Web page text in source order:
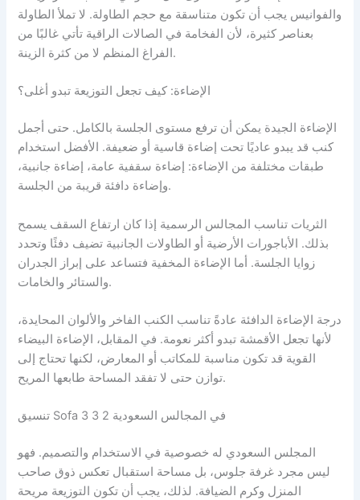
والفوانيس يجب أن تكون متناسقة مع حجم الطاولة. لا تملأ الطاولة
بعناصر كثيرة، لأن الفخامة في الصالات الراقية تأتي غالبًا من
الفراغ المنظم لا من كثرة الزينة.
الإضاءة: كيف تجعل التوزيعة تبدو أغلى؟
الإضاءة الجيدة يمكن أن ترفع مستوى الجلسة بالكامل. حتى أجمل
كنب قد يبدو عاديًا تحت إضاءة قاسية أو ضعيفة. الأفضل استخدام
طبقات مختلفة من الإضاءة: إضاءة سقفية عامة، إضاءة جانبية،
وإضاءة دافئة قريبة من الجلسة.
الثريات تناسب المجالس الرسمية إذا كان ارتفاع السقف يسمح
بذلك. الأباجورات الأرضية أو الطاولات الجانبية تضيف دفئًا وتحدد
زوايا الجلسة. أما الإضاءة المخفية فتساعد على إبراز الجدران
والستائر والخامات.
درجة الإضاءة الدافئة عادةً تناسب الكنب الفاخر والألوان المحايدة،
لأنها تجعل الأقمشة تبدو أكثر نعومة. في المقابل، الإضاءة البيضاء
القوية قد تكون مناسبة للمكاتب أو المعارض، لكنها تحتاج إلى
توازن حتى لا تفقد المساحة طابعها المريح.
تنسيق Sofa 3 3 2 في المجالس السعودية
المجلس السعودي له خصوصية في الاستخدام والتصميم. فهو
ليس مجرد غرفة جلوس، بل مساحة استقبال تعكس ذوق صاحب
المنزل وكرم الضيافة. لذلك، يجب أن تكون التوزيعة مريحة